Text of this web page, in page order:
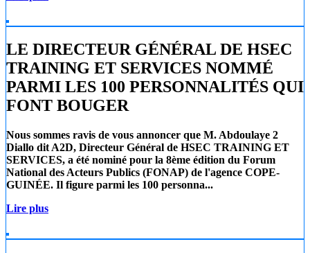
LE DIRECTEUR GÉNÉRAL DE HSEC
TRAINING ET SERVICES NOMMÉ
PARMI LES 100 PERSONNALITÉS QUI
FONT BOUGER
Nous sommes ravis de vous annoncer que M. Abdoulaye 2
Diallo dit A2D, Directeur Général de HSEC TRAINING ET
SERVICES, a été nominé pour la 8ème édition du Forum
National des Acteurs Publics (FONAP) de l'agence COPE-
GUINÉE. Il figure parmi les 100 personna...
Lire plus